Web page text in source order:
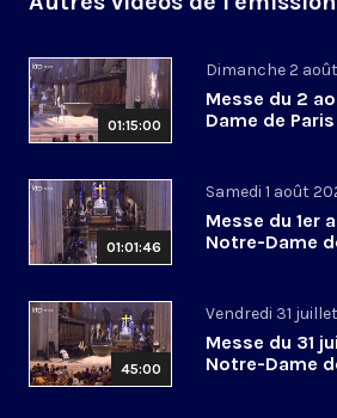
01:15:00
Dimanche 2
Messe du 2
Dame de Paris
01:01:46
Samedi 1 août
Messe du 1er
Notre-Dame
45:00
Vendredi 31
Messe du 31
Notre-Dame